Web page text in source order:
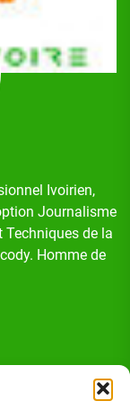
Ivoirien,
Journalisme
de la
Homme de